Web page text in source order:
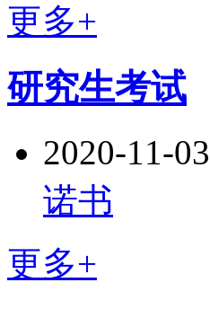
更多+
研究生考试
2020-11-03
诺书
更多+